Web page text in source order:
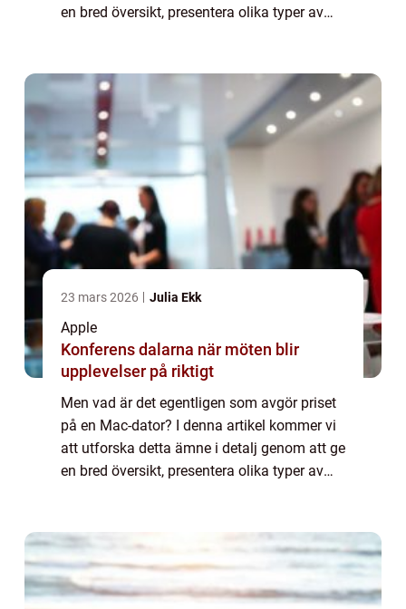
en bred översikt, presentera olika typer av
23 mars 2026 Julia Ekk
Apple
Konferens dalarna när möten blir
upplevelser på riktigt
Men vad är det egentligen som avgör priset
på en Mac-dator? I denna artikel kommer vi
att utforska detta ämne i detalj genom att ge
en bred översikt, presentera olika typer av